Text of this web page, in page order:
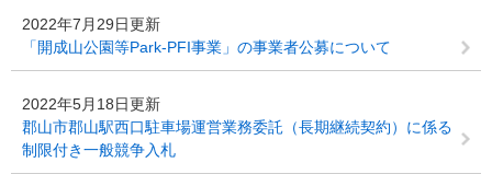
2022年7月29日更新
「開成山公園等Park-PFI事業」の事業者公募について
2022年5月18日更新
郡山市郡山駅西口駐車場運営業務委託（長期継続契約）に係る
制限付き一般競争入札